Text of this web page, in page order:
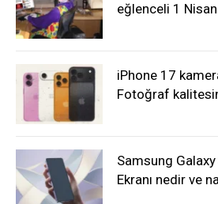
eğlenceli 1
iPhone 17
Fotoğraf
Samsung
Ekranı nedir ve